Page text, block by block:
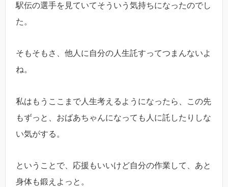
駅伝の選手を見ていてそういう気持ちになったのでし
た。
そもそもさ、他人に自分の人生託すってつまんないよ
ね。
私はもうここまで人生考えるようになったら、この先
もずっと、おばあちゃんになっても人に託したりしな
い気がする。
ということで、応援もいいけど自分の作業して、あと
身体も鍛えよっと。